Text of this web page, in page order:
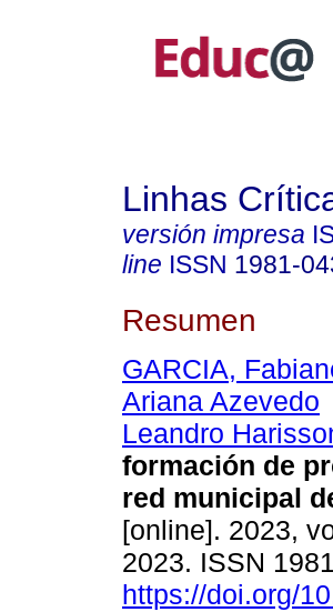
Linhas
versión impresa
line ISSN 1981-
Resumen
GARCIA,
Ariana Azevedo
Leandro
formación de
red municipal
[online]. 2023,
2023. ISSN
https://doi.org/